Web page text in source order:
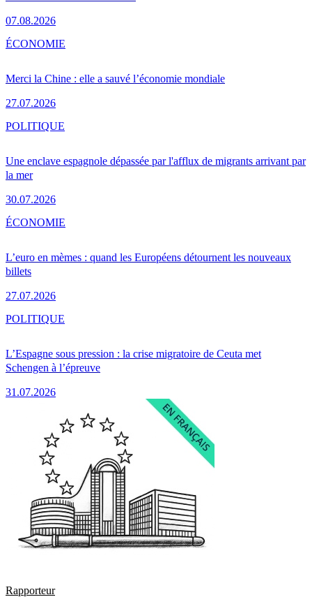
07.08.2026
Merci la Chine : elle a sauvé l’économie mondiale
27.07.2026
ÉCONOMIE
Une enclave espagnole dépassée par l'afflux de migrants arrivant par
la mer
30.07.2026
POLITIQUE
L’euro en mèmes : quand les Européens détournent les nouveaux
billets
27.07.2026
ÉCONOMIE
L’Espagne sous pression : la crise migratoire de Ceuta met
Schengen à l’épreuve
31.07.2026
POLITIQUE
Rapporteur